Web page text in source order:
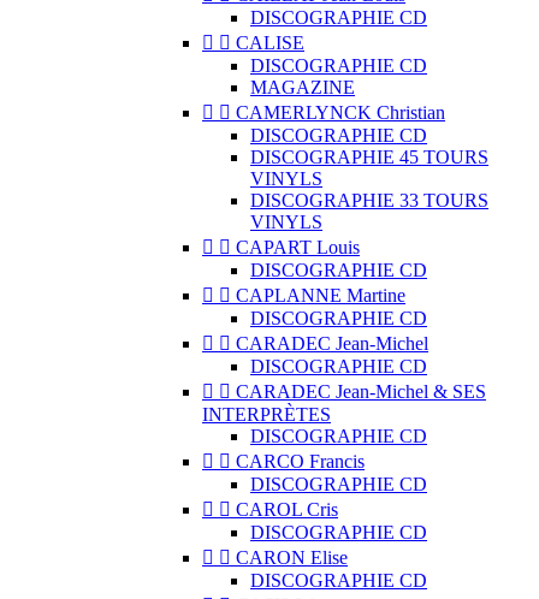
DISCOGRAPHIE CD
  CALISE
DISCOGRAPHIE CD
MAGAZINE
  CAMERLYNCK Christian
DISCOGRAPHIE CD
DISCOGRAPHIE 45 TOURS
VINYLS
DISCOGRAPHIE 33 TOURS
VINYLS
  CAPART Louis
DISCOGRAPHIE CD
  CAPLANNE Martine
DISCOGRAPHIE CD
  CARADEC Jean-Michel
DISCOGRAPHIE CD
  CARADEC Jean-Michel & SES
INTERPRÈTES
DISCOGRAPHIE CD
  CARCO Francis
DISCOGRAPHIE CD
  CAROL Cris
DISCOGRAPHIE CD
  CARON Elise
DISCOGRAPHIE CD